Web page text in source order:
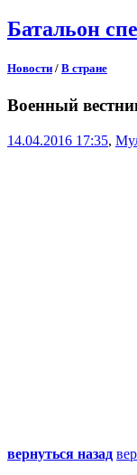
Батальон
Новости / В стране
Военный
14.04.2016 17:35,
вернуться назад